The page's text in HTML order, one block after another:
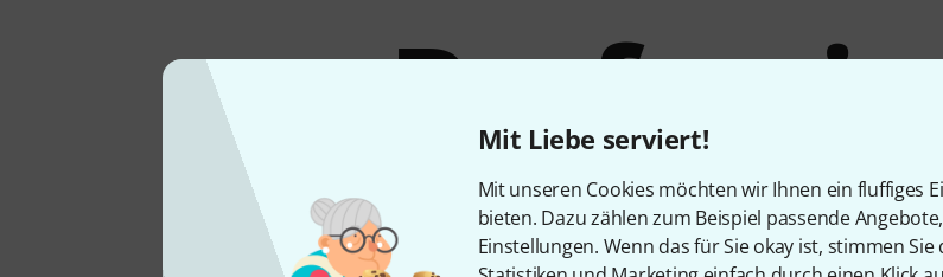
Mit Liebe serviert!
Mit unseren Cookies möchten wir Ihnen ein fluffiges
bieten. Dazu zählen zum Beispiel passende
Einstellungen. Wenn das für Sie okay ist, stimmen